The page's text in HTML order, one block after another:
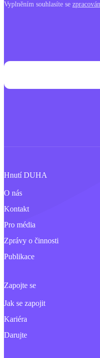
Vyplněním souhlasíte se
Hnutí DUHA
O nás
Kontakt
Pro média
Zprávy o činnosti
Publikace
Zapojte se
Jak se zapojit
Kariéra
Darujte